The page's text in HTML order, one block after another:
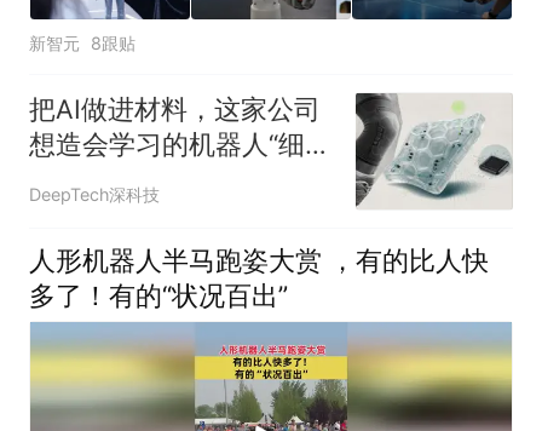
新智元 8跟贴
把AI做进材料，这家公司
想造会学习的机器人“细
DeepTech深科技
人形机器人半马跑姿大赏 ，有的比人快
多了！有的“状况百出”